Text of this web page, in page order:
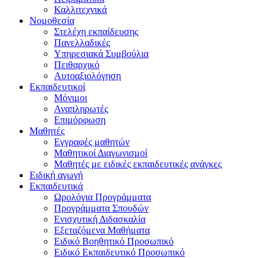
Καλλιτεχνικά
Νομοθεσία
Στελέχη εκπαίδευσης
Πανελλαδικές
Υπηρεσιακά Συμβούλια
Πειθαρχικό
Αυτοαξιολόγηση
Εκπαιδευτικοί
Μόνιμοι
Αναπληρωτές
Επιμόρφωση
Μαθητές
Εγγραφές μαθητών
Μαθητικοί Διαγωνισμοί
Μαθητές με ειδικές εκπαιδευτικές ανάγκες
Ειδική αγωγή
Εκπαιδευτικά
Ωρολόγια Προγράμματα
Προγράμματα Σπουδών
Ενισχυτική Διδασκαλία
Εξεταζόμενα Μαθήματα
Ειδικό Βοηθητικό Προσωπικό
Ειδικό Εκπαιδευτικό Προσωπικό